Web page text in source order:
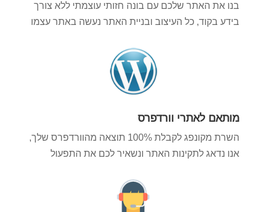
בנו את האתר שלכם עם בונה חזותי עוצמתי ללא צורך
בידע בקוד, כל העיצוב ובניית האתר נעשה באתר עצמו
מותאם לאתרי וורדפרס
השרת מקונפג לקבלת 100% תוצאה מהוורדפרס שלך,
אנו נדאג לתקינות האתר ונשאיר לכם את התפעול